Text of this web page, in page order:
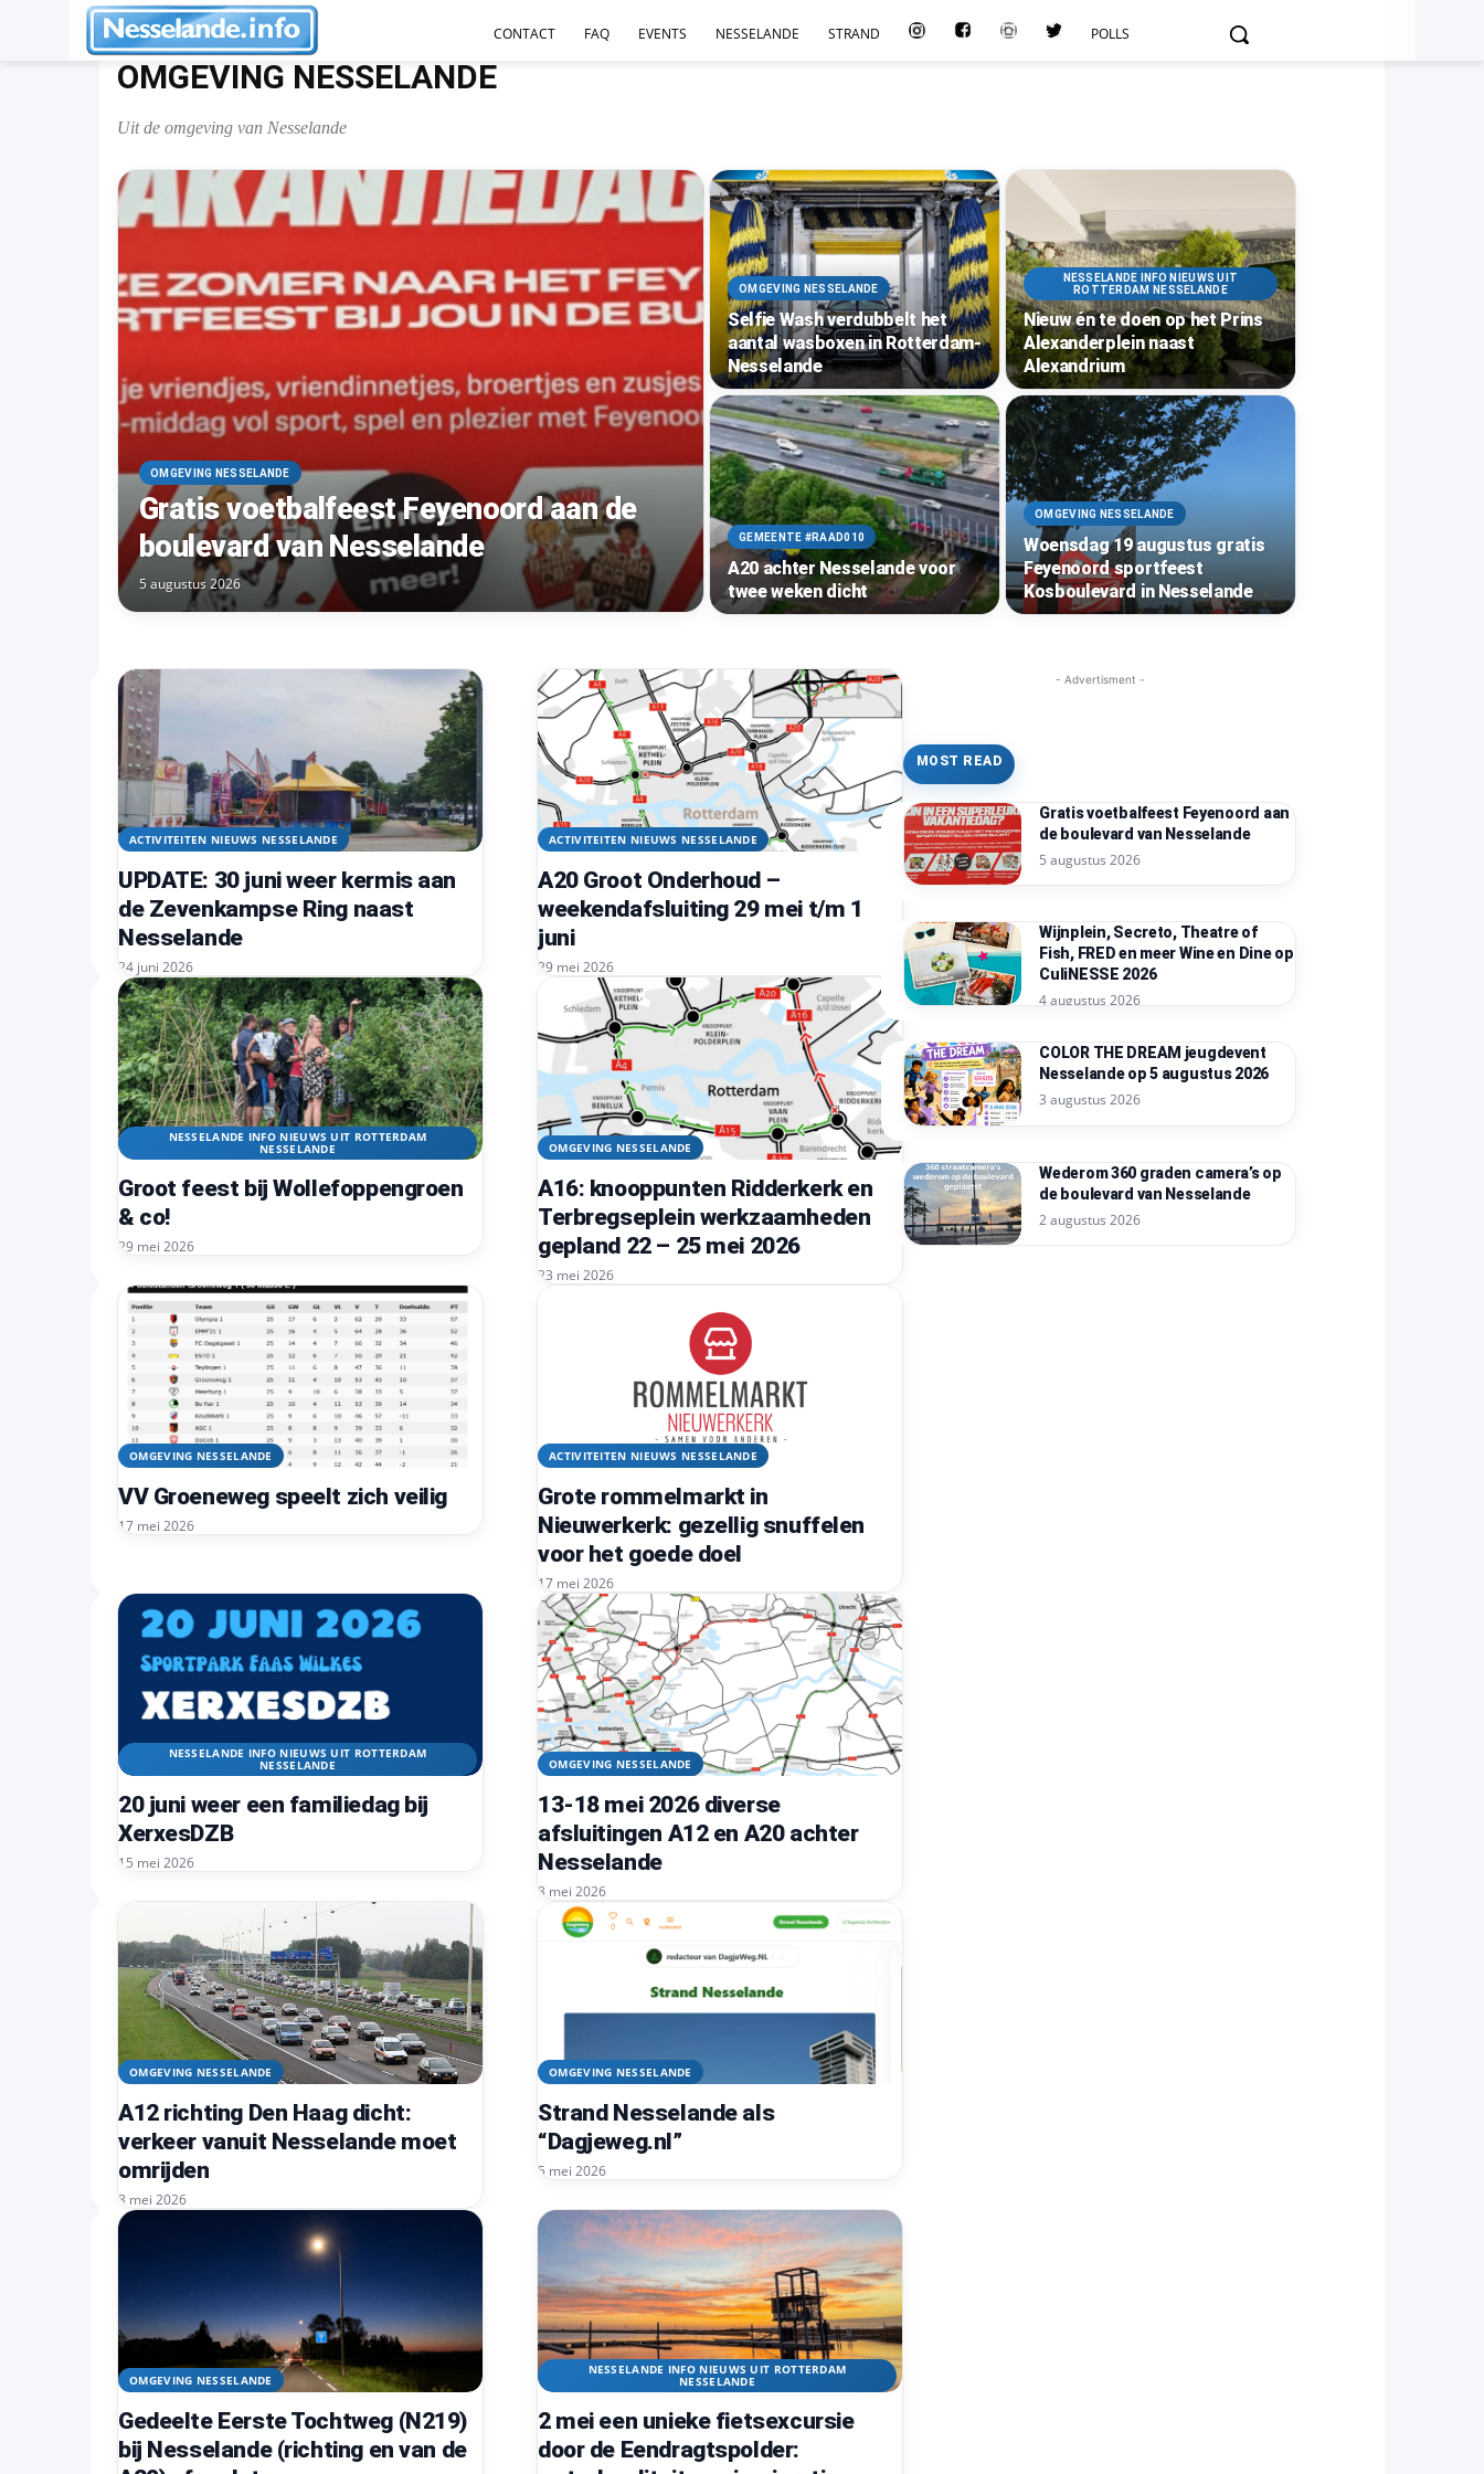
CONTACT FAQ EVENTS NESSELANDE STRAND POLLS
Home Omgeving Nesselande
OMGEVING NESSELANDE
Uit de omgeving van Nesselande
OMGEVING NESSELANDE
Gratis voetbalfeest Feyenoord aan de
boulevard van Nesselande
5 augustus 2026
OMGEVING NESSELANDE
Selfie Wash verdubbelt het
aantal wasboxen in Rotterdam-
Nesselande
NESSELANDE INFO NIEUWS UIT
ROTTERDAM NESSELANDE
Nieuw én te doen op het Prins
Alexanderplein naast
Alexandrium
GEMEENTE #RAAD010
A20 achter Nesselande voor
twee weken dicht
OMGEVING NESSELANDE
Woensdag 19 augustus gratis
Feyenoord sportfeest
Kosboulevard in Nesselande
ACTIVITEITEN NIEUWS NESSELANDE
UPDATE: 30 juni weer kermis aan
de Zevenkampse Ring naast
Nesselande
24 juni 2026
ACTIVITEITEN NIEUWS NESSELANDE
A20 Groot Onderhoud –
weekendafsluiting 29 mei t/m 1
juni
29 mei 2026
NESSELANDE INFO NIEUWS UIT ROTTERDAM
NESSELANDE
Groot feest bij Wollefoppengroen
& co!
29 mei 2026
OMGEVING NESSELANDE
A16: knooppunten Ridderkerk en
Terbregseplein werkzaamheden
gepland 22 – 25 mei 2026
23 mei 2026
OMGEVING NESSELANDE
VV Groeneweg speelt zich veilig
17 mei 2026
ACTIVITEITEN NIEUWS NESSELANDE
Grote rommelmarkt in
Nieuwerkerk: gezellig snuffelen
voor het goede doel
17 mei 2026
NESSELANDE INFO NIEUWS UIT ROTTERDAM
NESSELANDE
20 juni weer een familiedag bij
XerxesDZB
15 mei 2026
OMGEVING NESSELANDE
13-18 mei 2026 diverse
afsluitingen A12 en A20 achter
Nesselande
8 mei 2026
OMGEVING NESSELANDE
A12 richting Den Haag dicht:
verkeer vanuit Nesselande moet
omrijden
8 mei 2026
OMGEVING NESSELANDE
Strand Nesselande als
“Dagjeweg.nl”
5 mei 2026
OMGEVING NESSELANDE
Gedeelte Eerste Tochtweg (N219)
bij Nesselande (richting en van de
NESSELANDE INFO NIEUWS UIT ROTTERDAM
NESSELANDE
2 mei een unieke fietsexcursie
door de Eendragtspolder:
- Advertisment -
MOST READ
Gratis voetbalfeest Feyenoord aan
de boulevard van Nesselande
5 augustus 2026
Wijnplein, Secreto, Theatre of
Fish, FRED en meer Wine en Dine op
CuliNESSE 2026
4 augustus 2026
COLOR THE DREAM jeugdevent
Nesselande op 5 augustus 2026
3 augustus 2026
Wederom 360 graden camera’s op
de boulevard van Nesselande
2 augustus 2026